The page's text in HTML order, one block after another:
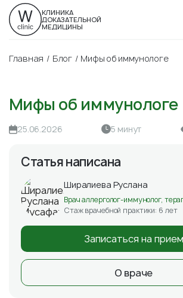
КЛИНИКА
ДОКАЗАТЕЛЬНОЙ
МЕДИЦИНЫ
Главная Блог Мифы об иммунологе
Мифы об иммунологе
25.06.2026 5 минут
Статья написана
Ширалиева Руслана
Врач аллерголог-иммунолог,
Стаж врачебной практики: 6 лет
Записаться на прием
О враче